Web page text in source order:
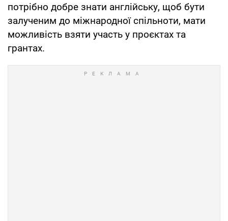
потрібно добре знати англійську, щоб бути
залученим до міжнародної спільноти, мати
можливість взяти участь у проєктах та
грантах.